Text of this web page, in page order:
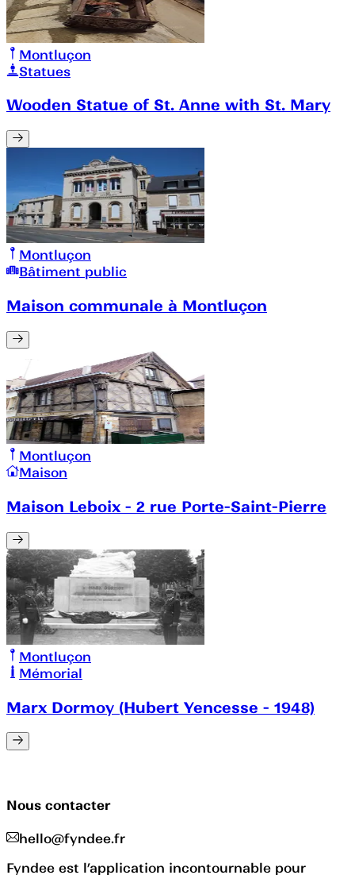
Montluçon
Statues
Wooden Statue of St. Anne with St. Mary
Montluçon
Bâtiment public
Maison communale à Montluçon
Montluçon
Maison
Maison Leboix - 2 rue Porte-Saint-Pierre
Montluçon
Mémorial
Marx Dormoy (Hubert Yencesse - 1948)
Nous contacter
hello@fyndee.fr
Fyndee est l’application incontournable pour